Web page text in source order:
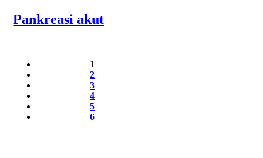
Pankreasi akut
1
2
3
4
5
6